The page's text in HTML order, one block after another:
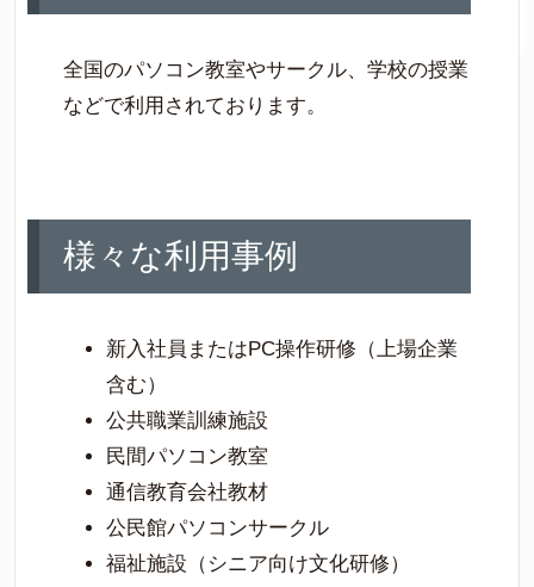
全国のパソコン教室やサークル、学校の授業
などで利用されております。
様々な利用事例
新入社員またはPC操作研修（上場企業
含む）
公共職業訓練施設
民間パソコン教室
通信教育会社教材
公民館パソコンサークル
福祉施設（シニア向け文化研修）